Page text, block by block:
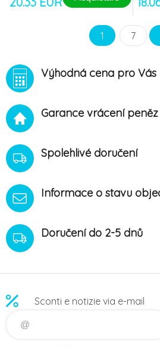
1 7
Výhodná cena pro Vás
Garance vrácení
Spolehlivé doručení
Informace o stavu
Doručení do 2-5 dnů
Sconti e notizie via e-mail